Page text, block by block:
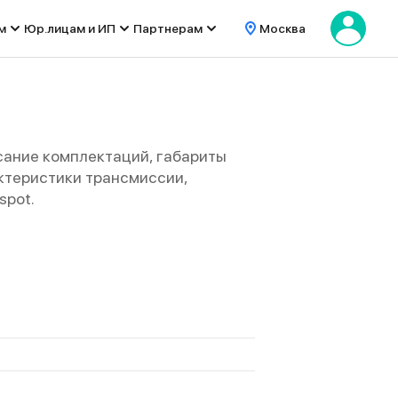
Юр.лицам и ИП Партнерам Москва
комплектаций, габариты
трансмиссии,